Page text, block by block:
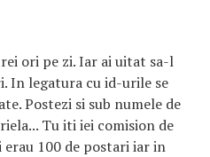
ori pe zi. Iar ai uitat sa-l
In legatura cu id-urile se
Postezi si sub numele de
Tu iti iei comision de
erau 100 de postari iar in